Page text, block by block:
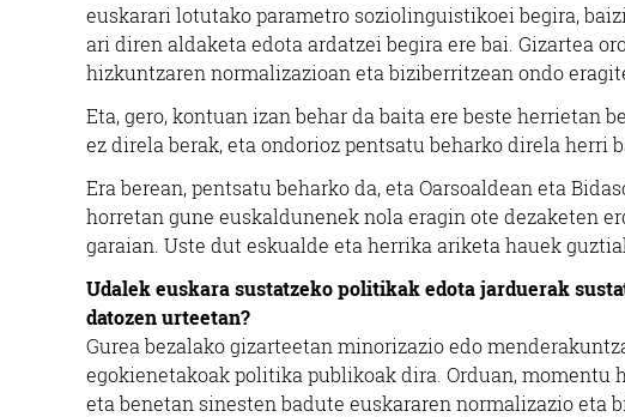
euskarari lotutako parametro soziolinguistikoei begira,
ari diren aldaketa edota ardatzei begira ere bai. Gizartea
hizkuntzaren normalizazioan eta biziberritzean ondo
Eta, gero, kontuan izan behar da baita ere beste herrietan
ez direla berak, eta ondorioz pentsatu beharko direla herri
Era berean, pentsatu beharko da, eta Oarsoaldean eta
horretan gune euskaldunenek nola eragin ote dezaketen
garaian. Uste dut eskualde eta herrika ariketa hauek
Udalek euskara sustatzeko politikak edota jarduerak
datozen urteetan?
Gurea bezalako gizarteetan minorizazio edo
egokienetakoak politika publikoak dira. Orduan,
eta benetan sinesten badute euskararen normalizazio eta